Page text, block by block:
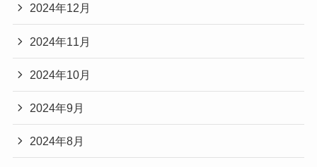
2024年12月
2024年11月
2024年10月
2024年9月
2024年8月